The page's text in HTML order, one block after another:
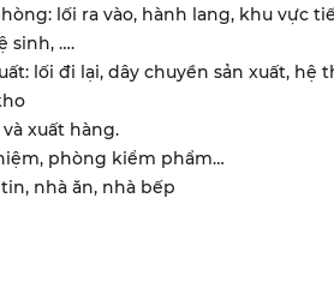
lối ra vào, hành lang, khu vực
sinh, ….
lối đi lại, dây chuyền sản xuất, hệ
xuất hàng.
phòng kiểm phẩm…
nhà ăn, nhà bếp